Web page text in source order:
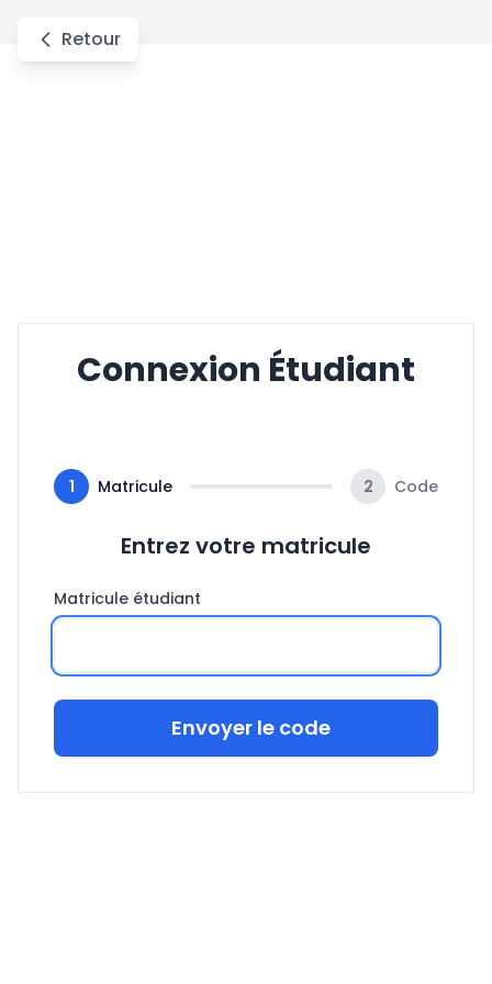
Retour
Connexion Étudiant
1 Matricule 2 Code
Entrez votre matricule
Matricule étudiant
Envoyer le code